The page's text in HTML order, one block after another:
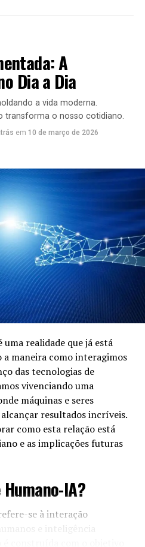
A
Dia a Dia
a vida moderna.
transforma o nosso cotidiano.
em 10 de março de 2026
uma realidade que já está
maneira como interagimos
das tecnologias de
vivenciando uma
máquinas e seres
resultados incríveis.
como esta relação está
e as implicações futuras
IA?
se à interação